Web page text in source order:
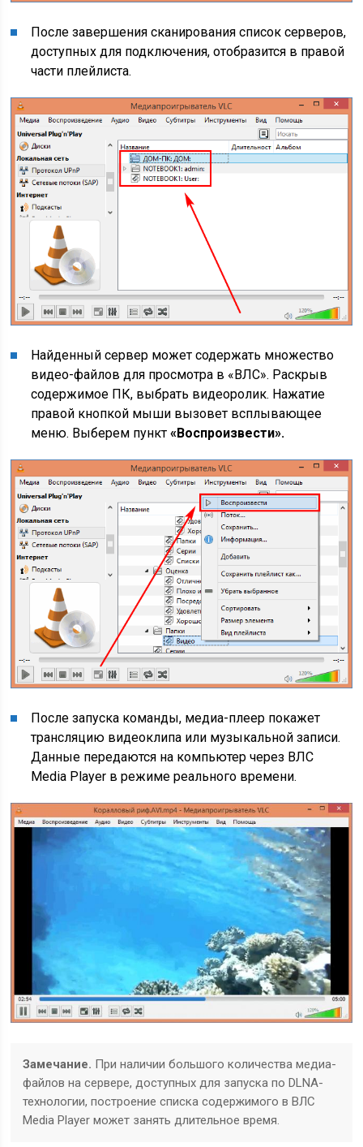
После завершения сканирования список серверов,
доступных для подключения, отобразится в правой
части плейлиста.
Найденный сервер может содержать множество
видео-файлов для просмотра в «ВЛС». Раскрыв
содержимое ПК, выбрать видеоролик. Нажатие
правой кнопкой мыши вызовет всплывающее
меню. Выберем пункт«Воспроизвести».
После запуска команды, медиа-плеер покажет
трансляцию видеоклипа или музыкальной записи.
Данные передаются на компьютер через ВЛС
Media Player в режиме реального времени.
Замечание. При наличии большого количества медиа-
файлов на сервере, доступных для запуска по DLNA-
технологии, построение списка содержимого в ВЛС
Media Player может занять длительное время.